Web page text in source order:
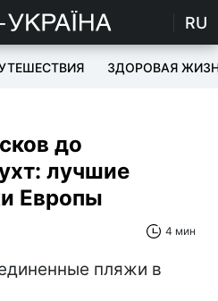
RU
ЗДОРОВАЯ
до
лучшие
Европы
4 мин
пляжи в